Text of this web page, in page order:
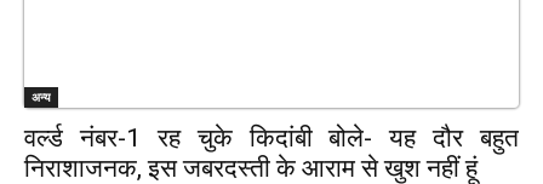
अन्य
वर्ल्ड नंबर-1 रह चुके किदांबी बोले- यह दौर बहुत
निराशाजनक, इस जबरदस्ती के आराम से खुश नहीं हूं